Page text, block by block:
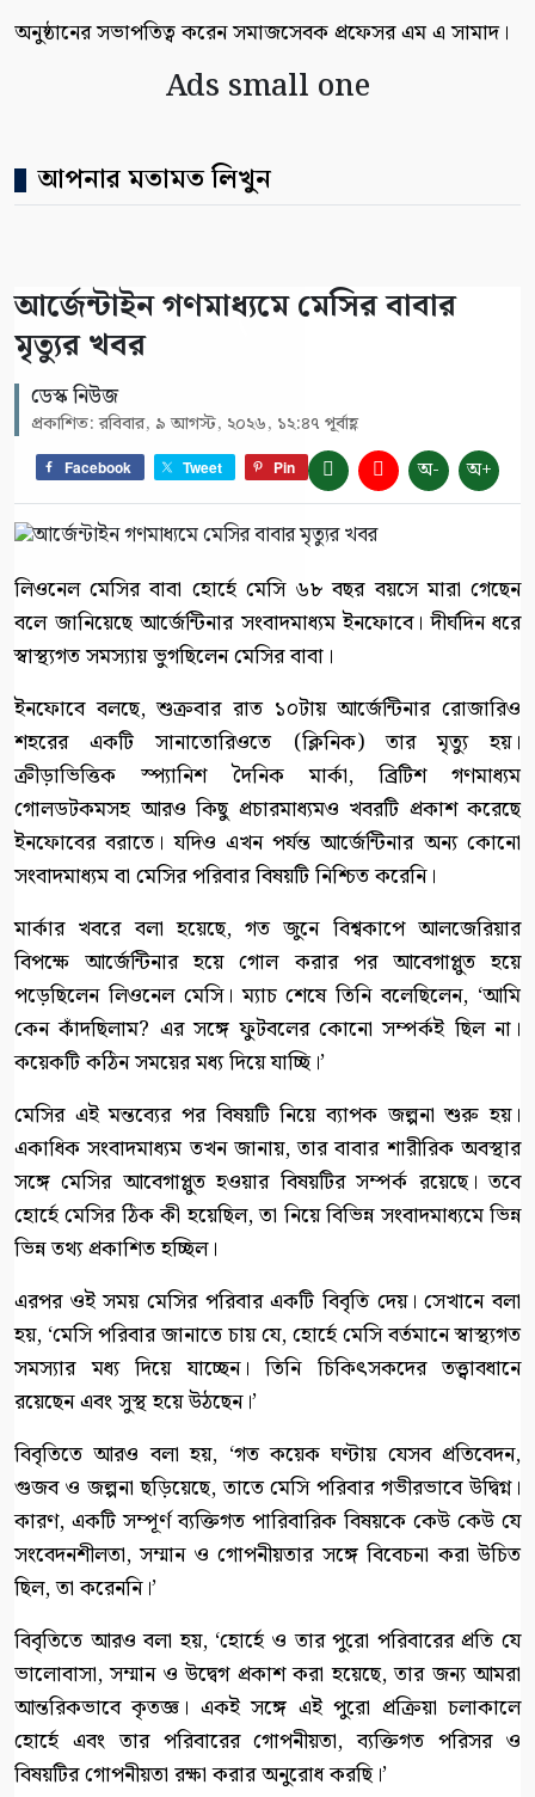
অনুষ্ঠানের সভাপতিত্ব করেন সমাজসেবক প্রফেসর এম এ সামাদ।
Ads small one
আপনার মতামত লিখুন
আর্জেন্টাইন গণমাধ্যমে মেসির বাবার
মৃত্যুর খবর
ডেস্ক নিউজ
প্রকাশিত: রবিবার, ৯ আগস্ট, ২০২৬, ১২:৪৭ পূর্বাহ্ণ
Facebook Tweet Pin অ- অ+
লিওনেল মেসির বাবা হোর্হে মেসি ৬৮ বছর বয়সে মারা গেছেন
বলে জানিয়েছে আর্জেন্টিনার সংবাদমাধ্যম ইনফোবে। দীর্ঘদিন ধরে
স্বাস্থ্যগত সমস্যায় ভুগছিলেন মেসির বাবা।
ইনফোবে বলছে, শুক্রবার রাত ১০টায় আর্জেন্টিনার রোজারিও
শহরের একটি সানাতোরিওতে (ক্লিনিক) তার মৃত্যু হয়।
ক্রীড়াভিত্তিক স্প্যানিশ দৈনিক মার্কা, ব্রিটিশ গণমাধ্যম
গোলডটকমসহ আরও কিছু প্রচারমাধ্যমও খবরটি প্রকাশ করেছে
ইনফোবের বরাতে। যদিও এখন পর্যন্ত আর্জেন্টিনার অন্য কোনো
সংবাদমাধ্যম বা মেসির পরিবার বিষয়টি নিশ্চিত করেনি।
মার্কার খবরে বলা হয়েছে, গত জুনে বিশ্বকাপে আলজেরিয়ার
বিপক্ষে আর্জেন্টিনার হয়ে গোল করার পর আবেগাপ্লুত হয়ে
পড়েছিলেন লিওনেল মেসি। ম্যাচ শেষে তিনি বলেছিলেন, ‘আমি
কেন কাঁদছিলাম? এর সঙ্গে ফুটবলের কোনো সম্পর্কই ছিল না।
কয়েকটি কঠিন সময়ের মধ্য দিয়ে যাচ্ছি।’
মেসির এই মন্তব্যের পর বিষয়টি নিয়ে ব্যাপক জল্পনা শুরু হয়।
একাধিক সংবাদমাধ্যম তখন জানায়, তার বাবার শারীরিক অবস্থার
সঙ্গে মেসির আবেগাপ্লুত হওয়ার বিষয়টির সম্পর্ক রয়েছে। তবে
হোর্হে মেসির ঠিক কী হয়েছিল, তা নিয়ে বিভিন্ন সংবাদমাধ্যমে ভিন্ন
ভিন্ন তথ্য প্রকাশিত হচ্ছিল।
এরপর ওই সময় মেসির পরিবার একটি বিবৃতি দেয়। সেখানে বলা
হয়, ‘মেসি পরিবার জানাতে চায় যে, হোর্হে মেসি বর্তমানে স্বাস্থ্যগত
সমস্যার মধ্য দিয়ে যাচ্ছেন। তিনি চিকিৎসকদের তত্ত্বাবধানে
রয়েছেন এবং সুস্থ হয়ে উঠছেন।’
বিবৃতিতে আরও বলা হয়, ‘গত কয়েক ঘণ্টায় যেসব প্রতিবেদন,
গুজব ও জল্পনা ছড়িয়েছে, তাতে মেসি পরিবার গভীরভাবে উদ্বিগ্ন।
কারণ, একটি সম্পূর্ণ ব্যক্তিগত পারিবারিক বিষয়কে কেউ কেউ যে
সংবেদনশীলতা, সম্মান ও গোপনীয়তার সঙ্গে বিবেচনা করা উচিত
ছিল, তা করেননি।’
বিবৃতিতে আরও বলা হয়, ‘হোর্হে ও তার পুরো পরিবারের প্রতি যে
ভালোবাসা, সম্মান ও উদ্বেগ প্রকাশ করা হয়েছে, তার জন্য আমরা
আন্তরিকভাবে কৃতজ্ঞ। একই সঙ্গে এই পুরো প্রক্রিয়া চলাকালে
হোর্হে এবং তার পরিবারের গোপনীয়তা, ব্যক্তিগত পরিসর ও
বিষয়টির গোপনীয়তা রক্ষা করার অনুরোধ করছি।’